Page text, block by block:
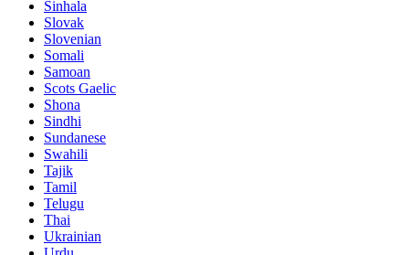
Sinhala
Slovak
Slovenian
Somali
Samoan
Scots Gaelic
Shona
Sindhi
Sundanese
Swahili
Tajik
Tamil
Telugu
Thai
Ukrainian